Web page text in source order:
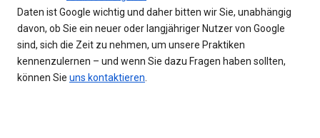
Daten ist Google wichtig und daher bitten wir Sie, unabhängig
davon, ob Sie ein neuer oder langjähriger Nutzer von Google
sind, sich die Zeit zu nehmen, um unsere Praktiken
kennenzulernen – und wenn Sie dazu Fragen haben sollten,
können Sie uns kontaktieren.